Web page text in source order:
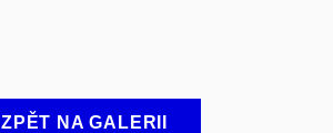
ZPĚT NA GALERII